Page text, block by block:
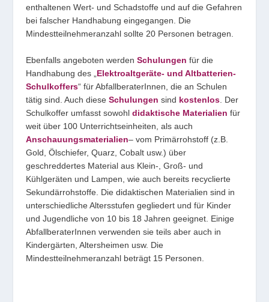
enthaltenen Wert- und Schadstoffe und auf die Gefahren
bei falscher Handhabung eingegangen. Die
Mindestteilnehmeranzahl sollte 20 Personen betragen.
Ebenfalls angeboten werden Schulungen für die
Handhabung des „Elektroaltgeräte- und Altbatterien-
Schulkoffers“ für AbfallberaterInnen, die an Schulen
tätig sind. Auch diese Schulungen sind kostenlos. Der
Schulkoffer umfasst sowohl didaktische Materialien für
weit über 100 Unterrichtseinheiten, als auch
Anschauungsmaterialien– vom Primärrohstoff (z.B.
Gold, Ölschiefer, Quarz, Cobalt usw.) über
geschreddertes Material aus Klein-, Groß- und
Kühlgeräten und Lampen, wie auch bereits recyclierte
Sekundärrohstoffe. Die didaktischen Materialien sind in
unterschiedliche Altersstufen gegliedert und für Kinder
und Jugendliche von 10 bis 18 Jahren geeignet. Einige
AbfallberaterInnen verwenden sie teils aber auch in
Kindergärten, Altersheimen usw. Die
Mindestteilnehmeranzahl beträgt 15 Personen.